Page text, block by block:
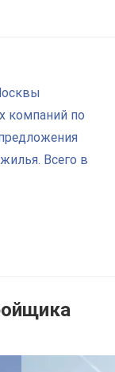
компаний по
Всего в